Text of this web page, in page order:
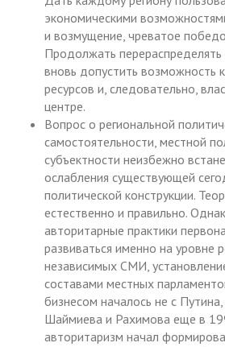
экономическими
и возмущение, чреватое
Продолжать
вновь допустить возможность
ресурсов и, следовательно,
центре.
Вопрос о региональной
самостоятельности, местной
субъектности неизбежно
ослабления существующей
политической конструкции.
естественно и правильно.
авторитарные практики
развиваться именно на уровне
независимых СМИ,
составами местных
бизнесом началось не с
Шаймиева и Рахимова еще в
авторитаризм начал